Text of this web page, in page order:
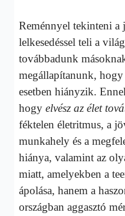
Reménnyel tekinteni
lelkesedéssel teli a
továbbadunk
megállapítanunk, hogy
esetben hiányzik.
hogyelvész az élet
féktelen életritmus, a
munkahely és a
hiánya, valamint az
miatt, amelyekben a
ápolása, hanem a
országban aggasztó